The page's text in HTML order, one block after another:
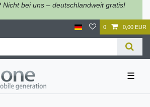
Nicht bei uns – deutschlandweit gratis!
0 0,00 EUR
☰